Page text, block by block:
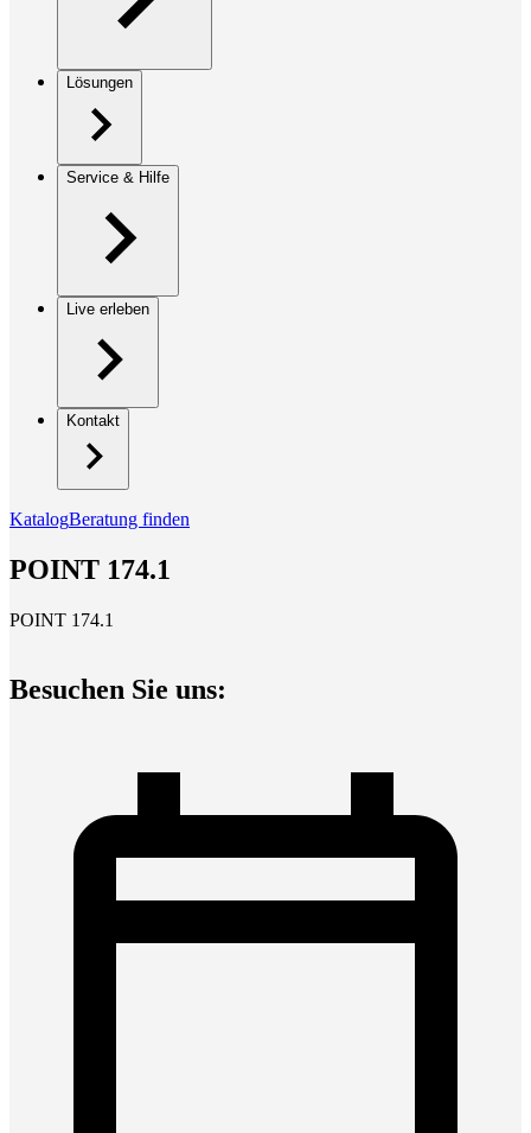
Lösungen
Service & Hilfe
Live erleben
Kontakt
KatalogBeratung finden
POINT 174.1
POINT 174.1
Besuchen Sie uns: